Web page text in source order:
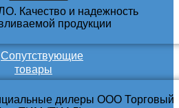
Сопутствующие
товары